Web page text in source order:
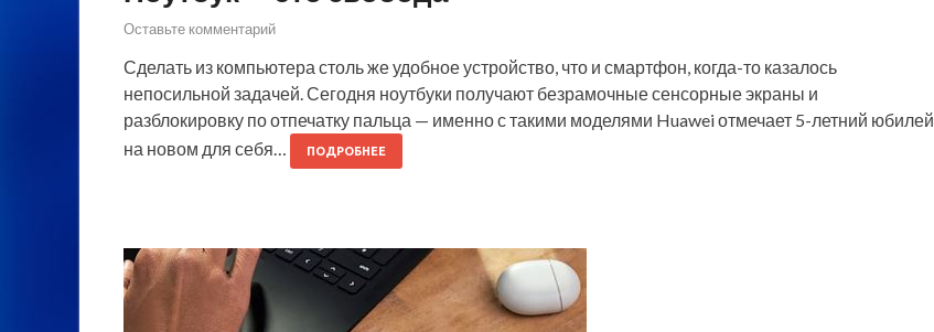
Оставьте комментарий
Сделать из компьютера столь же удобное устройство, что и смартфон, когда-то казалось
непосильной задачей. Сегодня ноутбуки получают безрамочные сенсорные экраны и
разблокировку по отпечатку пальца — именно с такими моделями Huawei отмечает 5-летний юбилей
на новом для себя…
ПОДРОБНЕЕ